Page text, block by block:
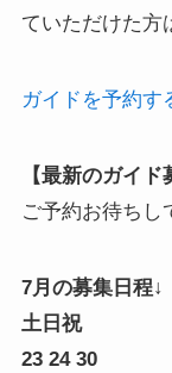
ていただけた方
ガイドを予約す
【最新のガイ
ご予約お待ちし
7月の募集日程↓
土日祝
23 24 30